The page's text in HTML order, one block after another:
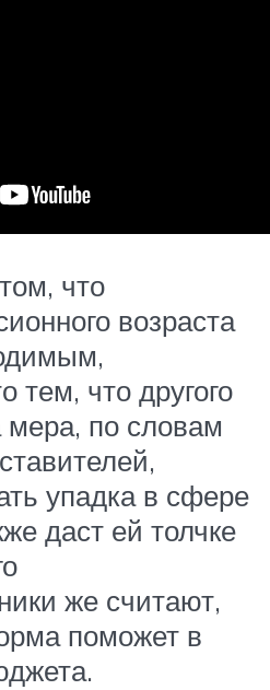
что
возраста
тем, что другого
по словам
упадка в сфере
даст ей толчке
же считают,
поможет в